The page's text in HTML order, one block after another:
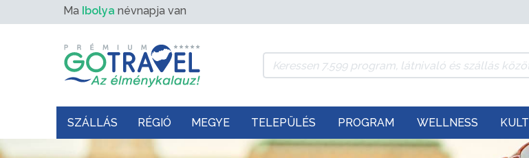
Ma Ibolya névnapja van
SZÁLLÁS RÉGIÓ MEGYE TELEPÜLÉS PROGRAM WELLNESS